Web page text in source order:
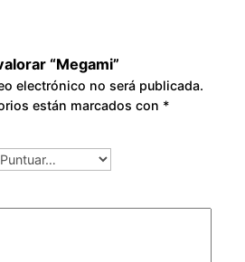
“Megami”
electrónico no será publicada.
están marcados con *